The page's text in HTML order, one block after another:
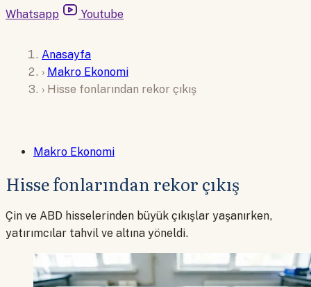
Whatsapp
Youtube
Anasayfa
› Makro Ekonomi
› Hisse fonlarından rekor çıkış
Makro Ekonomi
Hisse fonlarından rekor çıkış
Çin ve ABD hisselerinden büyük çıkışlar yaşanırken,
yatırımcılar tahvil ve altına yöneldi.